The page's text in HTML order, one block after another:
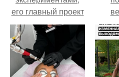
его главный проект
сделал серьёзный
шаг вперёд.